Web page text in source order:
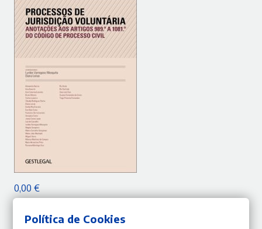
0,00 €
Processos de Jurisdição Voluntária – Anotações aos artigos 989.º a
Lurdes Varregoso Mesquita Diana Leiras ,AA.VV.
Política de Cookies